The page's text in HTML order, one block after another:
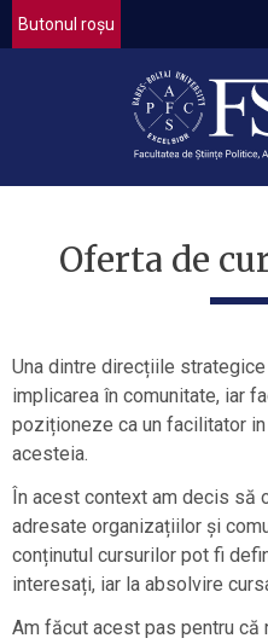
Butonul roșu
Oferta de
Una dintre direcțiile
implicarea în comunitate, iar
poziționeze ca un facilitator
acesteia.
În acest context am decis să
adresate organizațiilor și
conținutul cursurilor pot fi
interesați, iar la absolvire
Am făcut acest pas pentru că